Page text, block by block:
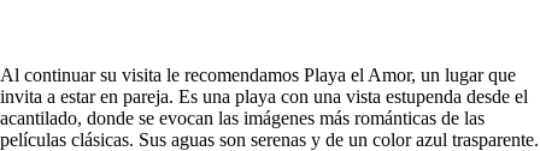
Al continuar su visita le recomendamos Playa el Amor, un lugar que
invita a estar en pareja. Es una playa con una vista estupenda desde el
acantilado, donde se evocan las imágenes más románticas de las
películas clásicas. Sus aguas son serenas y de un color azul trasparente.